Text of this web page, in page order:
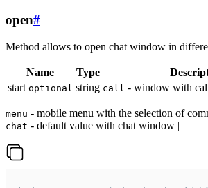
open#
Method allows to open chat window in
Name Type
start optional string call - window with
menu - mobile menu with the selection of
chat - default value with chat window |